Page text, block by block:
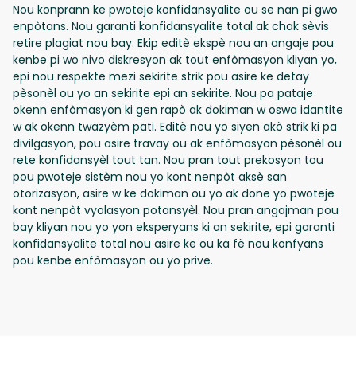
Nou konprann ke pwoteje konfidansyalite ou se nan pi gwo
enpòtans. Nou garanti konfidansyalite total ak chak sèvis
retire plagiat nou bay. Ekip editè ekspè nou an angaje pou
kenbe pi wo nivo diskresyon ak tout enfòmasyon kliyan yo,
epi nou respekte mezi sekirite strik pou asire ke detay
pèsonèl ou yo an sekirite epi an sekirite. Nou pa pataje
okenn enfòmasyon ki gen rapò ak dokiman w oswa idantite
w ak okenn twazyèm pati. Editè nou yo siyen akò strik ki pa
divilgasyon, pou asire travay ou ak enfòmasyon pèsonèl ou
rete konfidansyèl tout tan. Nou pran tout prekosyon tou
pou pwoteje sistèm nou yo kont nenpòt aksè san
otorizasyon, asire w ke dokiman ou yo ak done yo pwoteje
kont nenpòt vyolasyon potansyèl. Nou pran angajman pou
bay kliyan nou yo yon eksperyans ki an sekirite, epi garanti
konfidansyalite total nou asire ke ou ka fè nou konfyans
pou kenbe enfòmasyon ou yo prive.